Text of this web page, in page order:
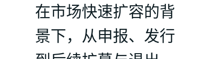
在市场快速扩容的背
景下，从申报、发行